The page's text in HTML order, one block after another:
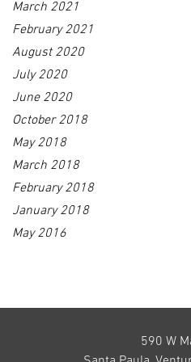
March 2021
February 2021
August 2020
July 2020
June 2020
October 2018
May 2018
March 2018
February 2018
January 2018
May 2016
590 W